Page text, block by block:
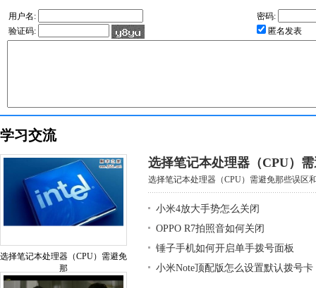
用户名:
密码:
验证码:
匿名发表
学习交流
选择笔记本处理器（CPU）需避免
那
选择笔记本处理器（CPU）
选择笔记本处理器（CPU）需避免那些误区
小米4放大手势怎么关闭
OPPO R7拍照音如何关闭
锤子手机如何开启单手拨号面板
小米Note顶配版怎么设置默认拨号卡